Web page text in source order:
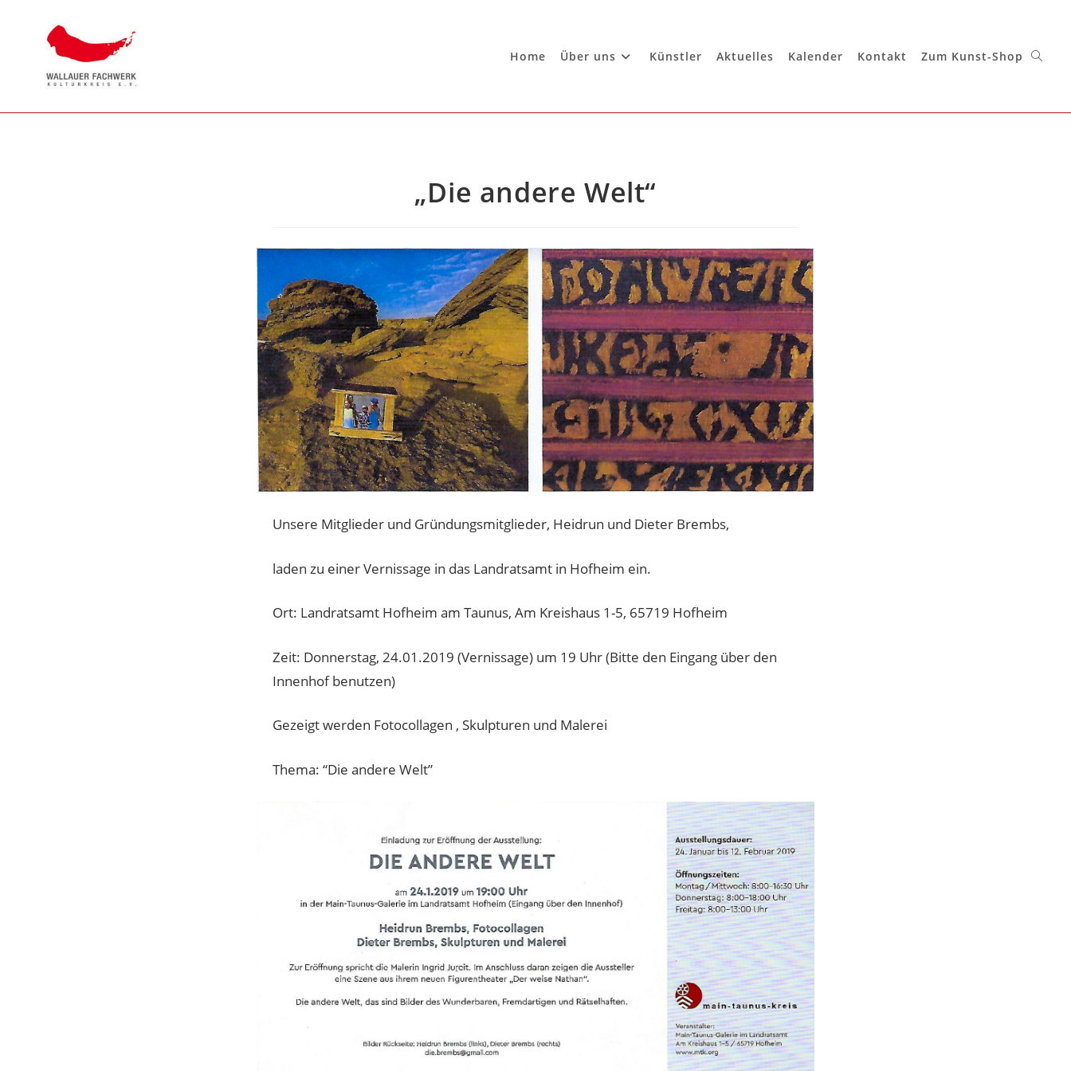
Home Über uns Künstler Aktuelles Kalender Kontakt Zum Kunst-Shop
„Die andere Welt“
Unsere Mitglieder und Gründungsmitglieder, Heidrun und Dieter Brembs,
laden zu einer Vernissage in das Landratsamt in Hofheim ein.
Ort: Landratsamt Hofheim am Taunus, Am Kreishaus 1-5, 65719 Hofheim
Zeit: Donnerstag, 24.01.2019 (Vernissage) um 19 Uhr (Bitte den Eingang über den
Innenhof benutzen)
Gezeigt werden Fotocollagen , Skulpturen und Malerei
Thema: “Die andere Welt”